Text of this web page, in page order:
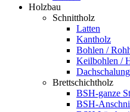
Holzbau
Schnittholz
Latten
Kantholz
Bohlen /
Keilbohlen /
Dachschalung
Brettschichtholz
BSH-ganze
BSH-